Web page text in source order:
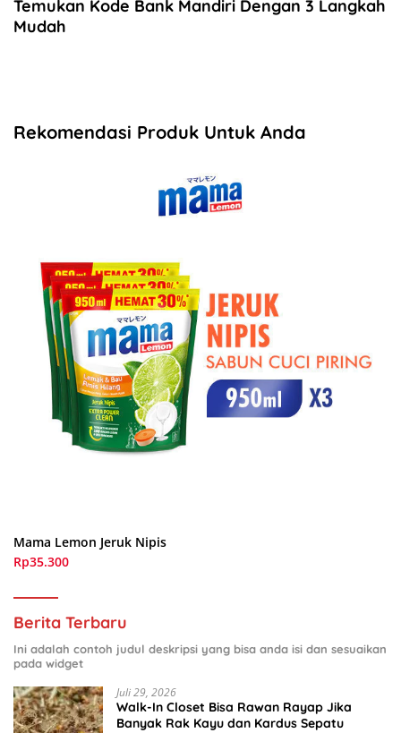
Temukan Kode Bank Mandiri Dengan 3 Langkah
Mudah
Rekomendasi Produk Untuk Anda
Mama Lemon Jeruk Nipis
Rp35.300
Berita Terbaru
Ini adalah contoh judul deskripsi yang bisa anda isi dan sesuaikan
pada widget
Juli 29, 2026
Walk-In Closet Bisa Rawan Rayap Jika
Banyak Rak Kayu dan Kardus Sepatu